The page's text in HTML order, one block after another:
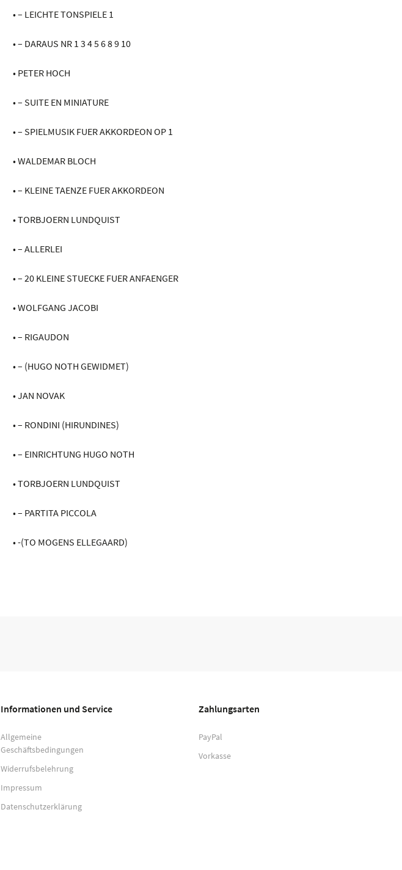
• – LEICHTE TONSPIELE 1
• – DARAUS NR 1 3 4 5 6 8 9 10
• PETER HOCH
• – SUITE EN MINIATURE
• – SPIELMUSIK FUER AKKORDEON OP 1
• WALDEMAR BLOCH
• – KLEINE TAENZE FUER AKKORDEON
• TORBJOERN LUNDQUIST
• – ALLERLEI
• – 20 KLEINE STUECKE FUER ANFAENGER
• WOLFGANG JACOBI
• – RIGAUDON
• – (HUGO NOTH GEWIDMET)
• JAN NOVAK
• – RONDINI (HIRUNDINES)
• – EINRICHTUNG HUGO NOTH
• TORBJOERN LUNDQUIST
• – PARTITA PICCOLA
• -(TO MOGENS ELLEGAARD)
Informationen und Service
Allgemeine
Geschäftsbedingungen
Widerrufsbelehrung
Impressum
Datenschutzerklärung
Zahlungsarten
PayPal
Vorkasse